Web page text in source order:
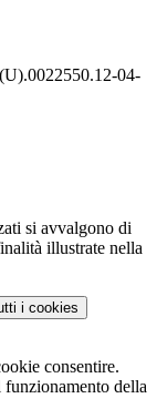
04-
si avvalgono di
illustrate nella
i cookies
consentire.
della